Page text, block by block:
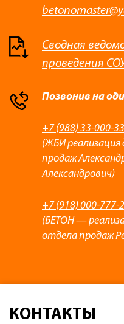
Сводная
проведения
Позвонив на
+7 (988) 33-000-33
(ЖБИ
продаж
Александрович)
+7 (918) 000-777-2
(БЕТОН —
отдела продаж
КОНТАКТЫ